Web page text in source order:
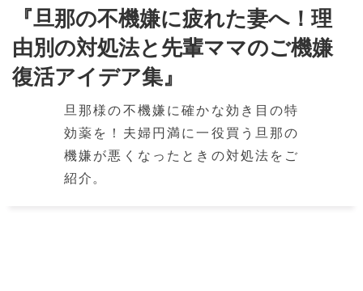
『旦那の不機嫌に疲れた妻へ！理
由別の対処法と先輩ママのご機嫌
復活アイデア集』
旦那様の不機嫌に確かな効き目の特
効薬を！夫婦円満に一役買う旦那の
機嫌が悪くなったときの対処法をご
紹介。